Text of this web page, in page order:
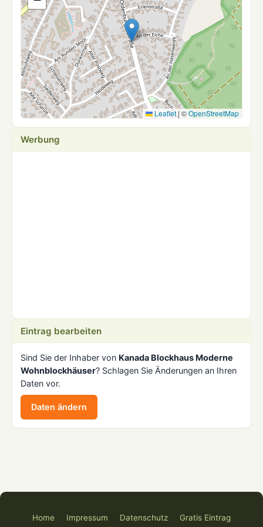
Leaflet | ©OpenStreetMap
Werbung
Eintrag bearbeiten
Sind Sie der Inhaber von Kanada Blockhaus Moderne
Wohnblockhäuser? Schlagen Sie Änderungen an Ihren
Daten vor.
Daten ändern
Home Impressum Datenschutz Gratis Eintrag